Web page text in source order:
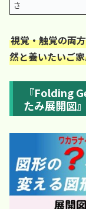
さ
視覚・触覚の両
然と養いたいご
『Folding
たみ展開図